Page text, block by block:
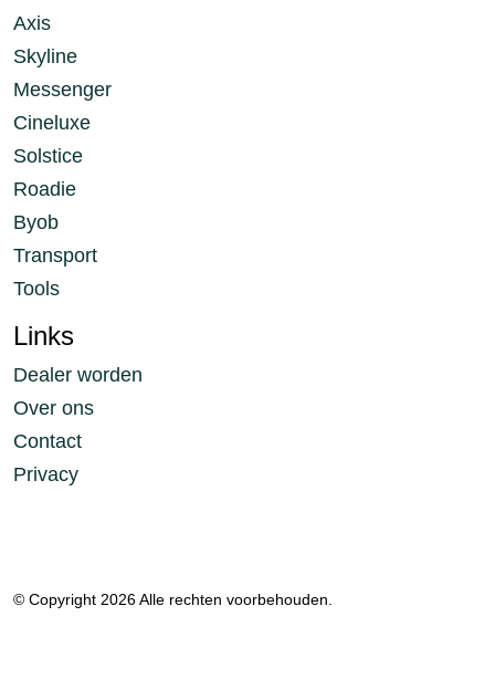
Axis
Skyline
Messenger
Cineluxe
Solstice
Roadie
Byob
Transport
Tools
Links
Dealer worden
Over ons
Contact
Privacy
© Copyright 2026 Alle rechten voorbehouden.